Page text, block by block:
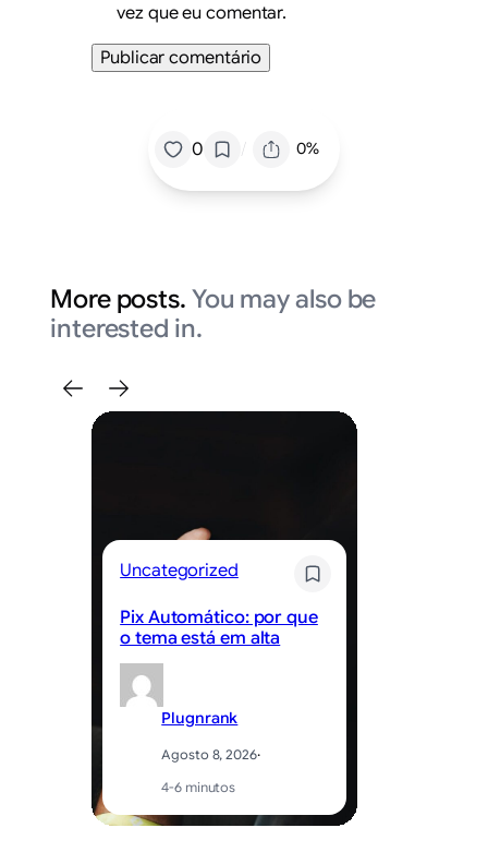
vez que eu comentar.
0 / 0%
More posts. You may also be
interested in.
Uncategorized
Pix Automático: por que
o tema está em alta
Plugnrank
Agosto 8, 2026·
4-6 minutos